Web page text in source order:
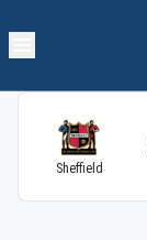
Sheffield